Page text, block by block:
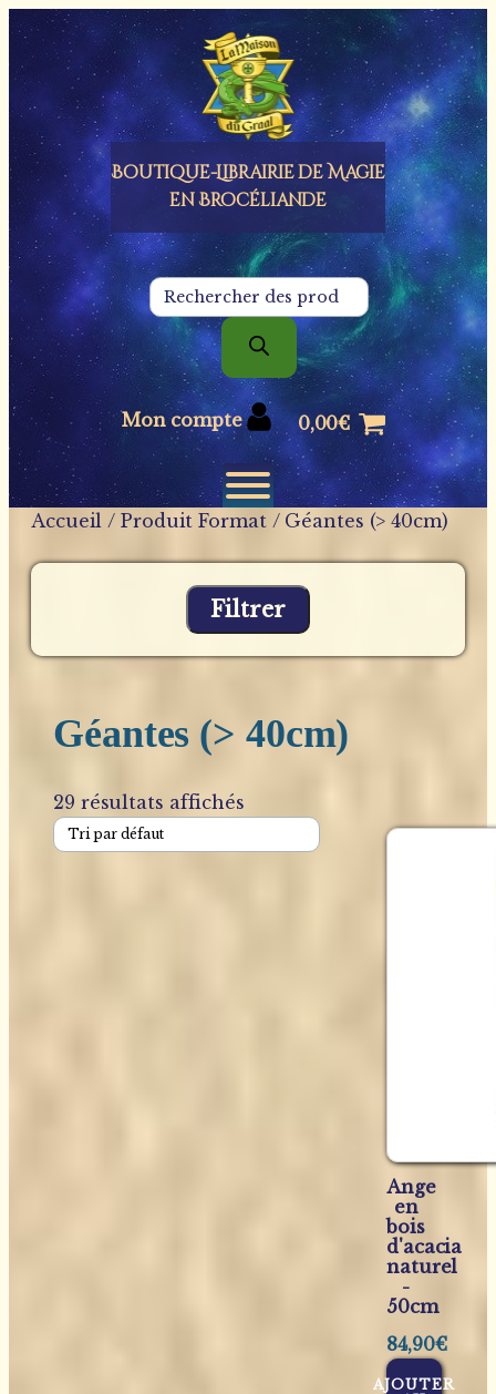
Panneau de gestion des cookies
Boutique-Librairie deMagie
en Brocéliande
Recherche
de
produits
Mon compte 0,00€
Accueil / Produit Format / Géantes (> 40cm)
Filtrer
Géantes (> 40cm)
29 résultats affichés
Ange
en
bois
d'acacia
naturel
-
50cm
84,90€
AJOUTER